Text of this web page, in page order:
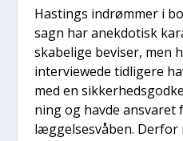
Hastings indrøm­mer i
sagn har anek­do­tisk
ska­be­li­ge bevi­ser, men
inter­viewe­de tid­li­ge­re
med en
ning og hav­de ansva­ret
læg­gel­ses­vå­ben. Der­for